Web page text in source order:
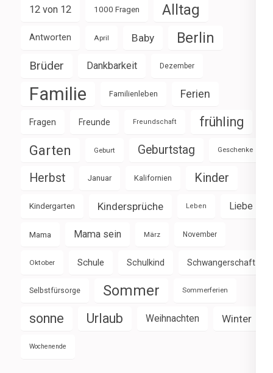
12 von 12 1000 Fragen Alltag
Antworten April Baby Berlin
Brüder Dankbarkeit Dezember
Familie Familienleben Ferien
Fragen Freunde Freundschaft frühling
Garten Geburt Geburtstag Geschenke
Herbst Januar Kalifornien Kinder
Kindergarten Kindersprüche Leben Liebe
Mama Mama sein März November
Oktober Schule Schulkind Schwangerschaft
Selbstfürsorge Sommer Sommerferien
sonne Urlaub Weihnachten Winter
Wochenende